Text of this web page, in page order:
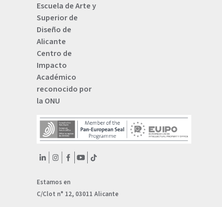
Escuela de Arte y
Superior de
Diseño de
Alicante
Centro de
Impacto
Académico
reconocido por
la ONU
Estamos en
C/Clot n° 12, 03011 Alicante